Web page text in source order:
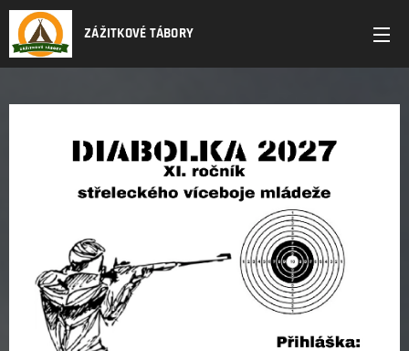
ZÁŽITKOVÉ TÁBORY